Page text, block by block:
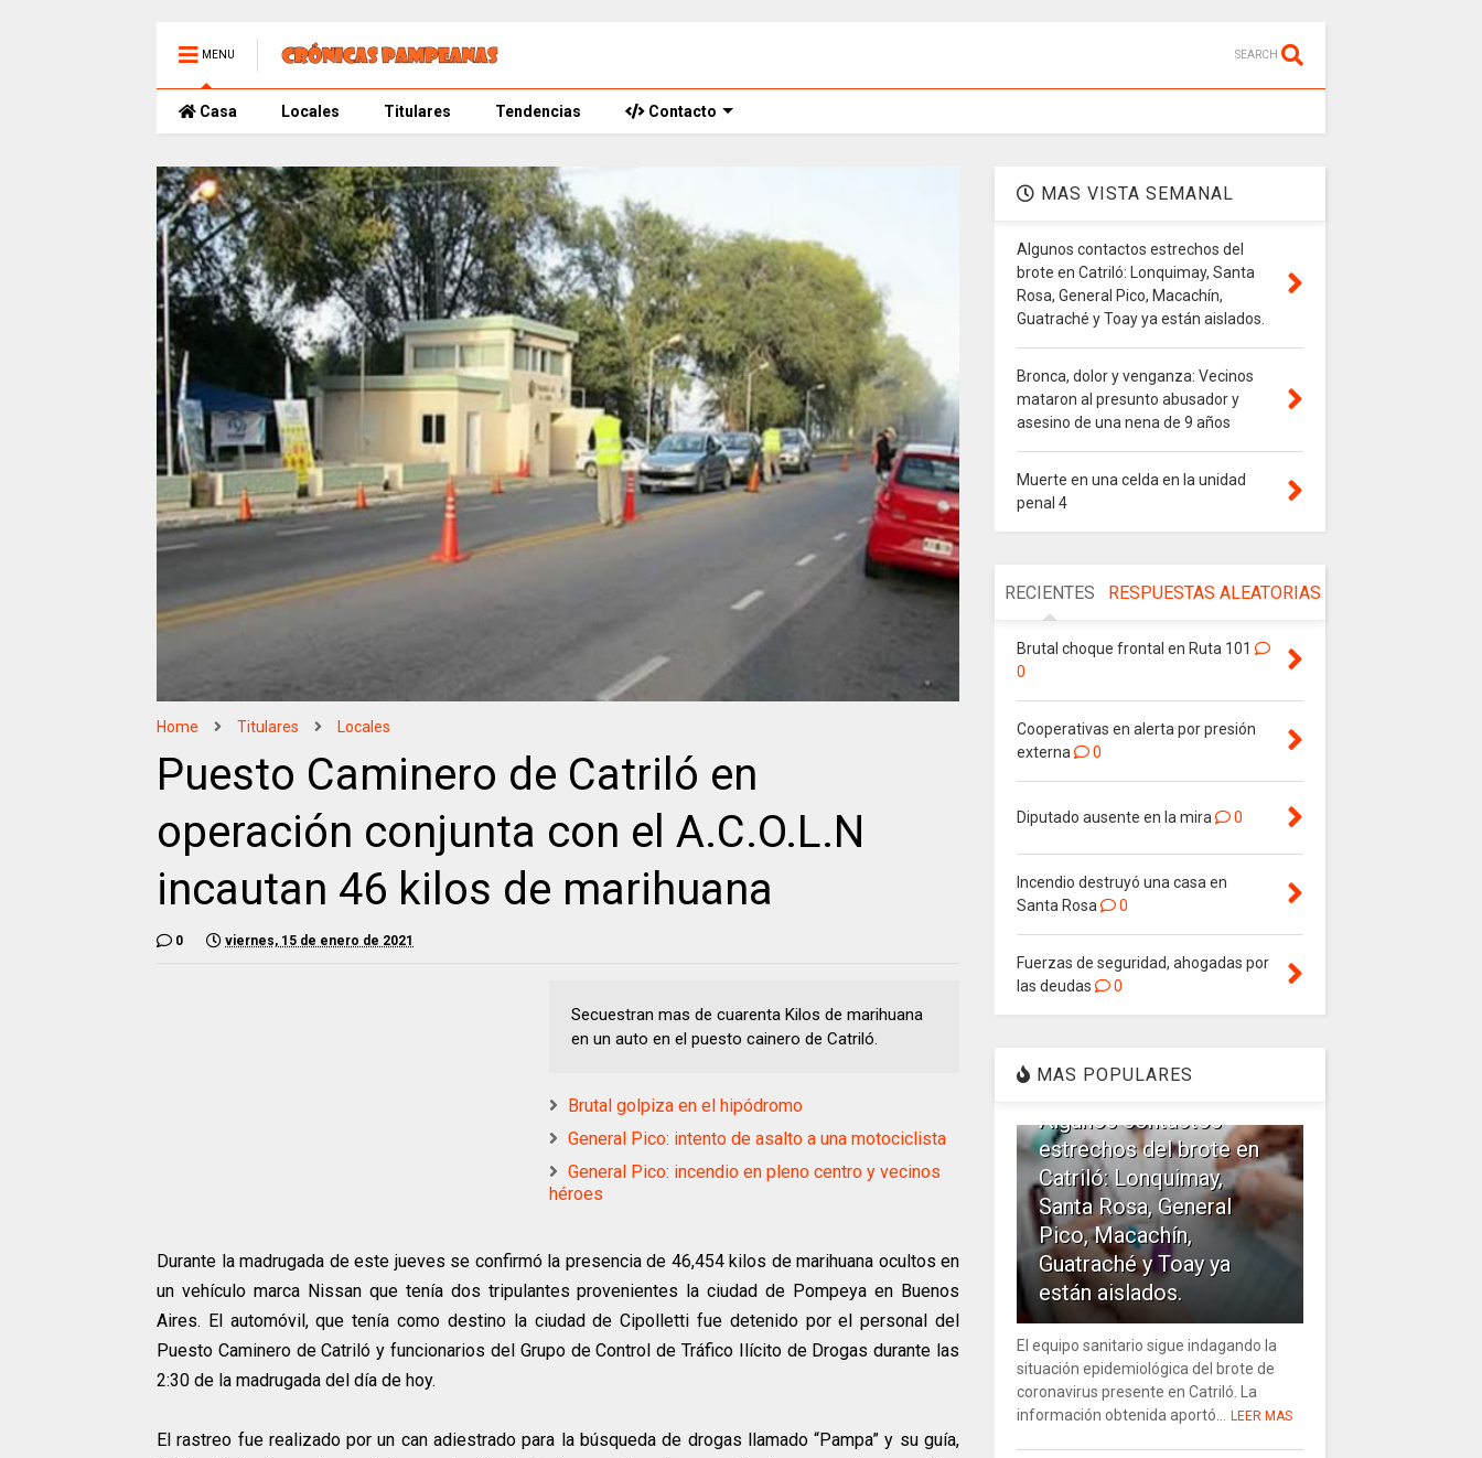
MENU SEARCH
Casa Locales Titulares Tendencias Contacto
Home Titulares Locales
Puesto Caminero de Catriló en
operación conjunta con el A.C.O.L.N
incautan 46 kilos de marihuana
0 viernes, 15 de enero de 2021
Secuestran mas de cuarenta Kilos de marihuana
en un auto en el puesto cainero de Catriló.
Brutal golpiza en el hipódromo
General Pico: intento de asalto a una motociclista
General Pico: incendio en pleno centro y vecinos
héroes
Durante la madrugada de este jueves se confirmó la presencia de 46,454 kilos de marihuana ocultos en
un vehículo marca Nissan que tenía dos tripulantes provenientes la ciudad de Pompeya en Buenos
Aires. El automóvil, que tenía como destino la ciudad de Cipolletti fue detenido por el personal del
Puesto Caminero de Catriló y funcionarios del Grupo de Control de Tráfico Ilícito de Drogas durante las
2:30 de la madrugada del día de hoy.
El rastreo fue realizado por un can adiestrado para la búsqueda de drogas llamado “Pampa” y su guía,
MAS VISTA SEMANAL
Algunos contactos estrechos del
brote en Catriló: Lonquimay, Santa
Rosa, General Pico, Macachín,
Guatraché y Toay ya están aislados.
Bronca, dolor y venganza: Vecinos
mataron al presunto abusador y
asesino de una nena de 9 años
Muerte en una celda en la unidad
penal 4
RECIENTES RESPUESTAS ALEATORIAS
Brutal choque frontal en Ruta 101
0
Cooperativas en alerta por presión
externa
0
Diputado ausente en la mira 0
Incendio destruyó una casa en
Santa Rosa
0
Fuerzas de seguridad, ahogadas por
las deudas
0
MAS POPULARES
1
Algunos contactos
estrechos del brote en
Catriló: Lonquimay,
Santa Rosa, General
Pico, Macachín,
Guatraché y Toay ya
están aislados.
El equipo sanitario sigue indagando la
situación epidemiológica del brote de
coronavirus presente en Catriló. La
información obtenida aportó... LEER MAS